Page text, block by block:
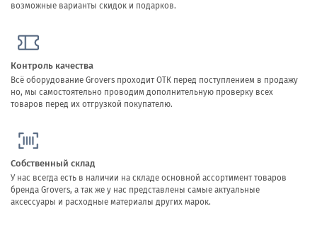
возможные варианты скидок и подарков.
Контроль качества
Всё оборудование Grovers проходит ОТК перед поступлением в продажу
но, мы самостоятельно проводим дополнительную проверку всех
товаров перед их отгрузкой покупателю.
Собственный склад
У нас всегда есть в наличии на складе основной ассортимент товаров
бренда Grovers, а так же у нас представлены самые актуальные
аксессуары и расходные материалы других марок.